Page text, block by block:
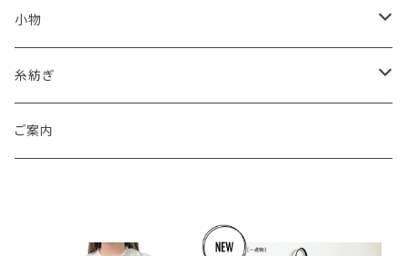
ショルダーバッグ
ポシェット
トートバッグ
男性用
女性用
小物
テーブルセンター
ランチョンマット
糸紡ぎ
スピンドル（糸紡ぎ機）
綿繰り機レンタルサービス
ご案内